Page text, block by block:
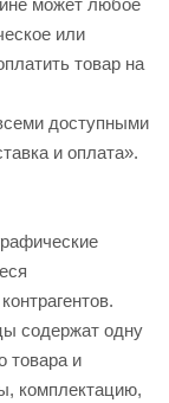
может любое
или
товар на
доступными
и оплата».
содержат одну
товара и
комплектацию,